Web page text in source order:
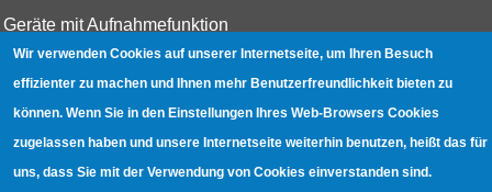
Geräte mit Aufnahmefunktion
Gerätetests
Hotspot absichern
WLAN-Testbuch
Wir verwenden Cookies auf unserer Internetseite, um Ihren Besuch
effizienter zu machen und Ihnen mehr Benutzerfreundlichkeit bieten zu
können. Wenn Sie in den Einstellungen Ihres Web-Browsers Cookies
zugelassen haben und unsere Internetseite weiterhin benutzen, heißt das für
uns, dass Sie mit der Verwendung von Cookies einverstanden sind.